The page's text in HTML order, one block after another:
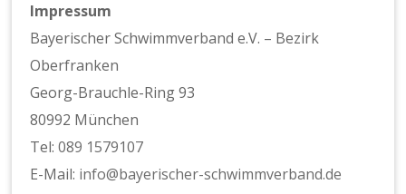
Impressum
Bayerischer Schwimmverband e.V. – Bezirk
Oberfranken
Georg-Brauchle-Ring 93
80992 München
Tel:089 1579107
E-Mail: info@bayerischer-schwimmverband.de